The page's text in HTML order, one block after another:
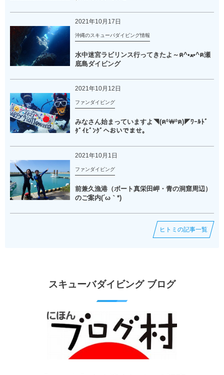
2021年10月17日
沖縄のスキューバダイビング情報
水中迷宮ラビリンス行ってきたよ～ฅ^•ﻌ•^ฅ瀬
底島ダイビング
2021年10月12日
ファンダイビング
みなさん始まっていますよ◥(ฅº￦ºฅ)◤ﾜｰﾙﾄﾞ
ﾀﾞｲﾋﾞﾝｸﾞへおいでませ。
2021年10月1日
ファンダイビング
前兼久漁港（ボート真栄田岬・青の洞窟周辺）
のご案内(´ω｀*)
ヒトミの記事一覧
スキューバダイビング ブログ